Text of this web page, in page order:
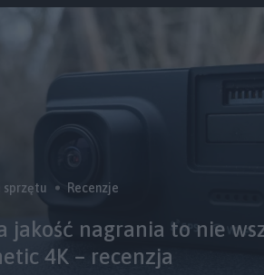
sprzętu Recenzje
jakość nagrania to nie
4K – recenzja